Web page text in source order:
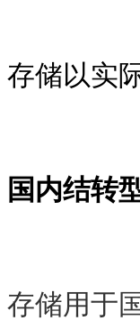
存储以实
国内结转
存储用于